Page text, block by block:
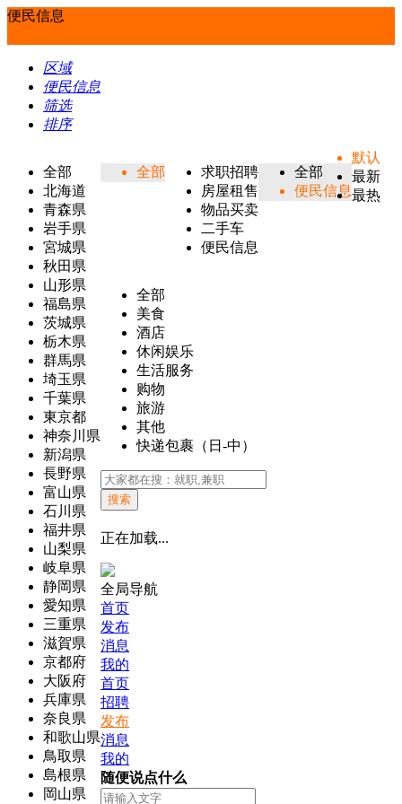
便民信息
区域
便民信息
筛选
排序
全部
北海道
青森県
岩手県
宮城県
秋田県
山形県
福島県
茨城県
栃木県
群馬県
埼玉県
千葉県
東京都
神奈川県
新潟県
長野県
富山県
石川県
福井県
山梨県
岐阜県
静岡県
愛知県
三重県
滋賀県
京都府
大阪府
兵庫県
奈良県
和歌山県
鳥取県
島根県
岡山県
全部
求职招聘
房屋租售
物品买卖
二手车
便民信息
全部
便民信息
全部
美食
酒店
休闲娱乐
生活服务
购物
旅游
其他
快递包裹（日-中）
默认
最新
最热
搜索
正在加载...
全局导航
首页
发布
消息
我的
首页
招聘
发布
消息
我的
随便说点什么